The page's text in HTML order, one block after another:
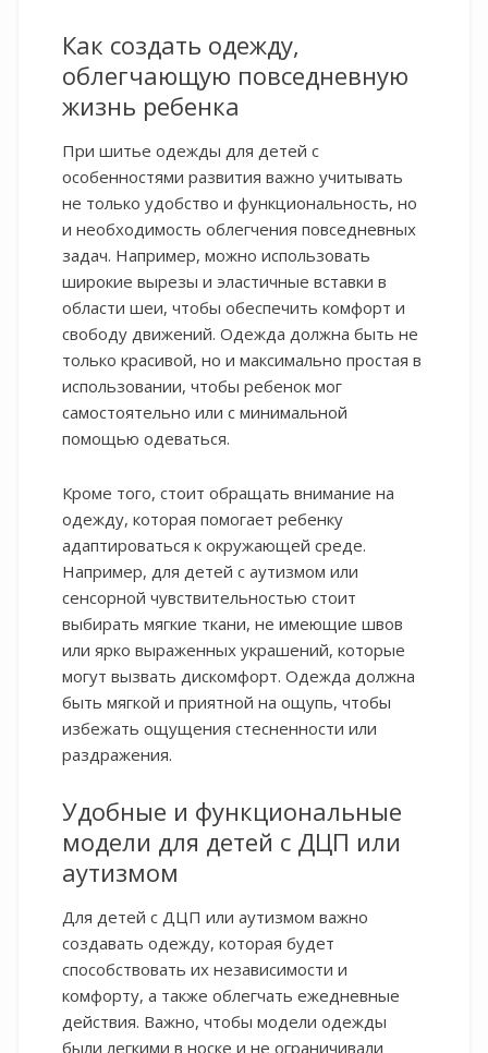
Как создать одежду,
облегчающую повседневную
жизнь ребенка
При шитье одежды для детей с
особенностями развития важно учитывать
не только удобство и функциональность, но
и необходимость облегчения повседневных
задач. Например, можно использовать
широкие вырезы и эластичные вставки в
области шеи, чтобы обеспечить комфорт и
свободу движений. Одежда должна быть не
только красивой, но и максимально простая в
использовании, чтобы ребенок мог
самостоятельно или с минимальной
помощью одеваться.
Кроме того, стоит обращать внимание на
одежду, которая помогает ребенку
адаптироваться к окружающей среде.
Например, для детей с аутизмом или
сенсорной чувствительностью стоит
выбирать мягкие ткани, не имеющие швов
или ярко выраженных украшений, которые
могут вызвать дискомфорт. Одежда должна
быть мягкой и приятной на ощупь, чтобы
избежать ощущения стесненности или
раздражения.
Удобные и функциональные
модели для детей с ДЦП или
аутизмом
Для детей с ДЦП или аутизмом важно
создавать одежду, которая будет
способствовать их независимости и
комфорту, а также облегчать ежедневные
действия. Важно, чтобы модели одежды
были легкими в носке и не ограничивали